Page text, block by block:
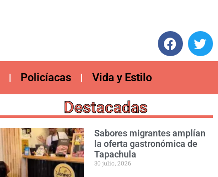
Policíacas Vida y Estilo
Destacadas
Sabores migrantes amplían
la oferta gastronómica de
Tapachula
30 julio, 2026